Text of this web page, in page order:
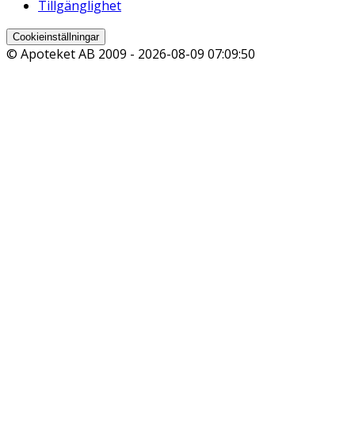
Tillgänglighet
Cookieinställningar
© Apoteket AB 2009 - 2026-08-09 07:09:50